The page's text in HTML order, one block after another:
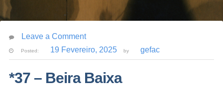
Leave a Comment
Posted: 19 Fevereiro, 2025 by gefac
*37 – Beira Baixa